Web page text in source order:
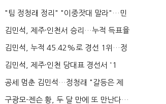
에너지안보 핵심...
"팀 정청래 정리" "이중잣대 말라"…민
주 최고위원 계파 다...
김민석, 제주·인천서 승리…누적 득표율
'1위 탈환'(종합)...
김민석, 누적 45.42%로 경선 1위…정
청래와 격차 0.86%p(...
김민석, 제주·인천 당대표 경선서 '1
위'(1보)...
공세 멈춘 김민석…정청래 "갈등은 제
가 수습"
구광모-젠슨 황, 두 달 만에 또 만난다…